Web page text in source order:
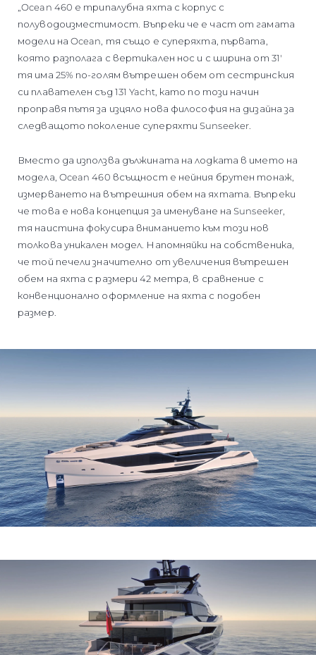
„Ocean 460 е трипалубна яхта с корпус с
полуводоизместимост. Въпреки че е част от гамата
модели на Ocean, тя също е суперяхта, първата,
която разполага с вертикален нос и с ширина от 31'
тя има 25% по-голям вътрешен обем от сестринския
си плавателен съд 131 Yacht, като по този начин
проправя пътя за изцяло нова философия на дизайна за
следващото поколение суперяхти Sunseeker.
Вместо да използва дължината на лодката в името на
модела, Ocean 460 всъщност е нейния брутен тонаж,
измерването на вътрешния обем на яхтата. Въпреки
че това е нова концепция за именуване на Sunseeker,
тя наистина фокусира вниманието към този нов
толкова уникален модел. Напомняйки на собственика,
че той печели значително от увеличения вътрешен
обем на яхта с размери 42 метра, в сравнение с
конвенционално оформление на яхта с подобен
размер.